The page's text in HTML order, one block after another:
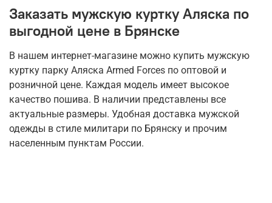
Заказать мужскую куртку Аляска по
выгодной цене в Брянске
В нашем интернет-магазине можно купить мужскую
куртку парку Аляска Armed Forces по оптовой и
розничной цене. Каждая модель имеет высокое
качество пошива. В наличии представлены все
актуальные размеры. Удобная доставка мужской
одежды в стиле милитари по Брянску и прочим
населенным пунктам России.